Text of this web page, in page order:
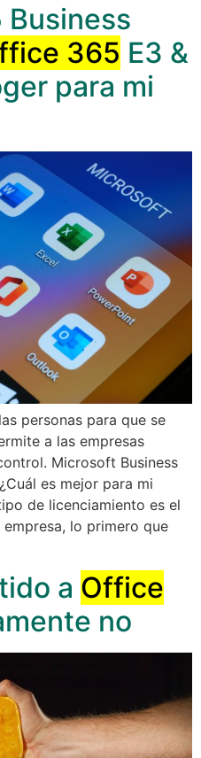
365 E3 &
para mi
personas para que se
a las empresas
Microsoft Business
es mejor para mi
de licenciamiento es el
lo primero que
a Office
no